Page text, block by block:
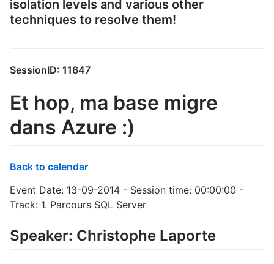
isolation levels and various other
techniques to resolve them!
SessionID: 11647
Et hop, ma base migre
dans Azure :)
Back to calendar
Event Date: 13-09-2014 - Session time: 00:00:00 -
Track: 1. Parcours SQL Server
Speaker: Christophe Laporte